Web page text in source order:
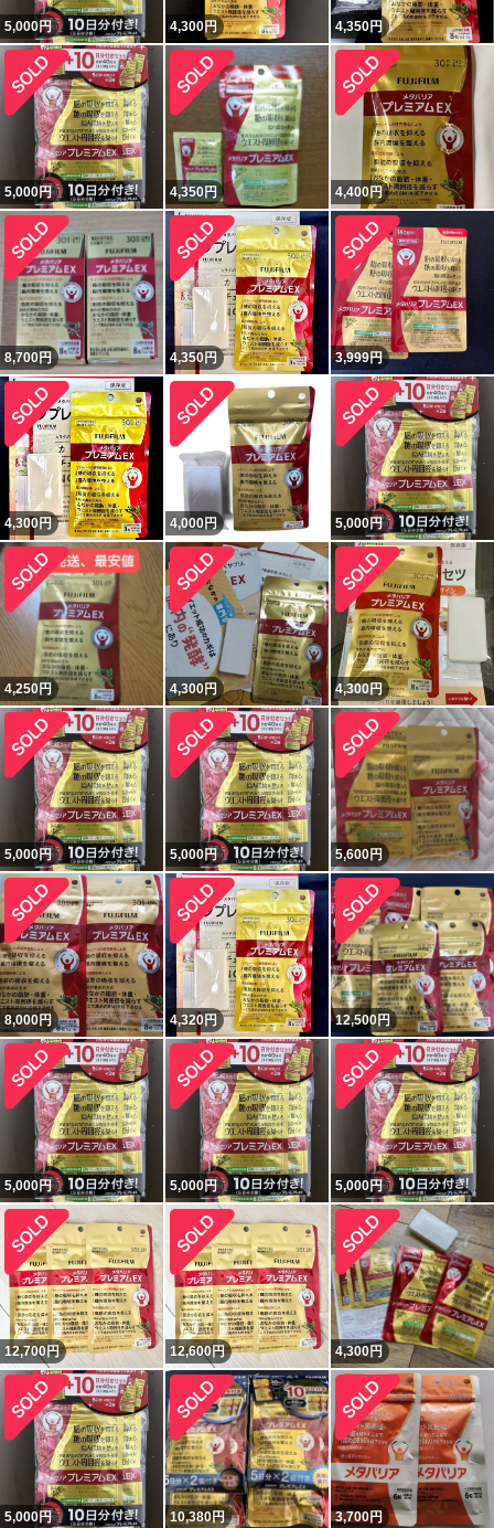
5,000円 4,300円 4,350円
5,000円 4,350円 4,400円
8,700円 4,350円 3,999円
4,300円 4,000円 5,000円
4,250円 4,300円 4,300円
5,000円 5,000円 5,600円
8,000円 4,320円 12,500円
5,000円 5,000円 5,000円
12,700円 12,600円 4,300円
5,000円 10,380円 3,700円